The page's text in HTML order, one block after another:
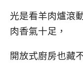
光是看羊肉爐滾
肉香氣十足，
開放式廚房也藏